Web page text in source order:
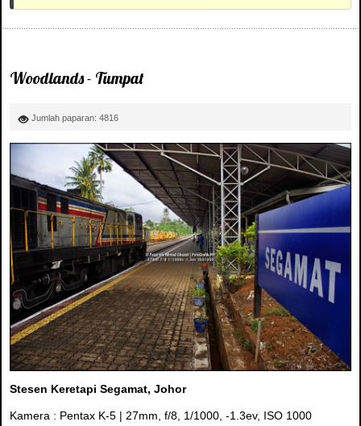
Woodlands - Tumpat
Jumlah paparan: 4816
Stesen Keretapi Segamat, Johor
Kamera : Pentax K-5 | 27mm, f/8, 1/1000, -1.3ev, ISO 1000